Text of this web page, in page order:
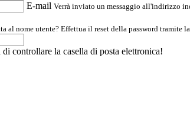
E-mail Verrà inviato un messaggio all'indirizzo
al nome utente? Effettua il reset della password tramite la
controllare la casella di posta elettronica!